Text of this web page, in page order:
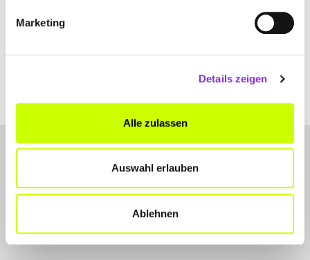
Marketing
Details zeigen
Alle zulassen
Auswahl erlauben
Ablehnen
WEIHNACHTLICHE GESCHENKIDEEN IM SA…
Festliches Shopping: Wir verraten dir Geschenkideen zu
Mehr erfahren
LET'S CONNECT